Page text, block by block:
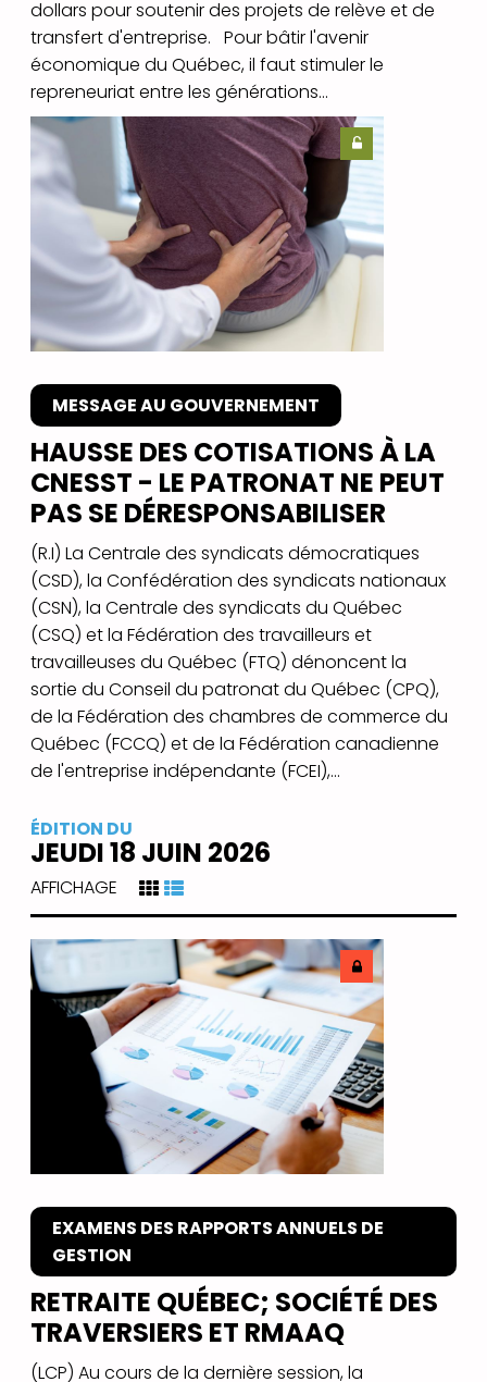
dollars pour soutenir des projets de relève et de
transfert d'entreprise. Pour bâtir l'avenir
économique du Québec, il faut stimuler le
repreneuriat entre les générations...
MESSAGE AU GOUVERNEMENT
HAUSSE DES COTISATIONS À LA
CNESST - LE PATRONAT NE PEUT
PAS SE DÉRESPONSABILISER
(R.I) La Centrale des syndicats démocratiques
(CSD), la Confédération des syndicats nationaux
(CSN), la Centrale des syndicats du Québec
(CSQ) et la Fédération des travailleurs et
travailleuses du Québec (FTQ) dénoncent la
sortie du Conseil du patronat du Québec (CPQ),
de la Fédération des chambres de commerce du
Québec (FCCQ) et de la Fédération canadienne
de l'entreprise indépendante (FCEI),...
ÉDITION DU
JEUDI 18 JUIN 2026
AFFICHAGE
EXAMENS DES RAPPORTS ANNUELS DE
GESTION
RETRAITE QUÉBEC; SOCIÉTÉ DES
TRAVERSIERS ET RMAAQ
(LCP) Au cours de la dernière session, la